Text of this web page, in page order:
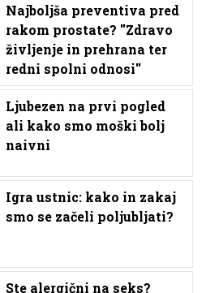
Najboljša preventiva pred
rakom prostate? ''Zdravo
življenje in prehrana ter
redni spolni odnosi''
Ljubezen na prvi pogled
ali kako smo moški bolj
naivni
Igra ustnic: kako in zakaj
smo se začeli poljubljati?
Ste alergični na seks?